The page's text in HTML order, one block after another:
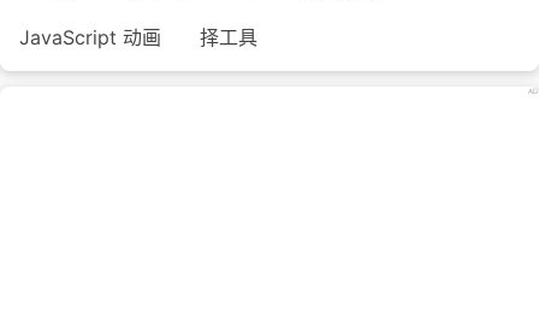
JavaScript 动画 择工具